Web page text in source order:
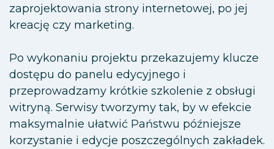
zaprojektowania strony internetowej, po jej
kreację czy marketing.
Po wykonaniu projektu przekazujemy klucze
dostępu do panelu edycyjnego i
przeprowadzamy krótkie szkolenie z obsługi
witryną. Serwisy tworzymy tak, by w efekcie
maksymalnie ułatwić Państwu późniejsze
korzystanie i edycje poszczególnych zakładek.